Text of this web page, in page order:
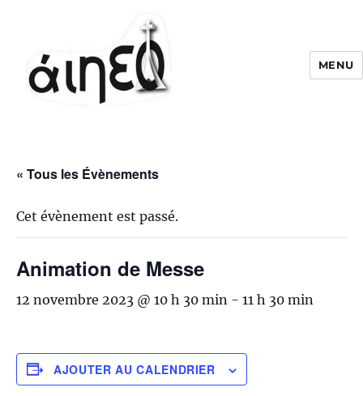
MENU
« Tous les Évènements
Cet évènement est passé.
Animation de Messe
12 novembre 2023 @ 10 h 30 min - 11 h 30 min
AJOUTER AU CALENDRIER